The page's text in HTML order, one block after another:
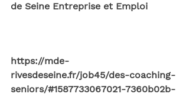
de Seine Entreprise et Emploi
https://mde-
rivesdeseine.fr/job45/des-coaching-
seniors/#1587733067021-7360b02b-